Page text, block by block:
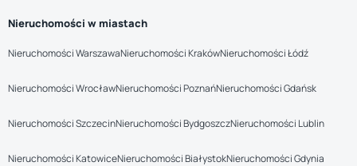
Nieruchomości w miastach
Nieruchomości WarszawaNieruchomości KrakówNieruchomości Łódź
Nieruchomości WrocławNieruchomości PoznańNieruchomości Gdańsk
Nieruchomości SzczecinNieruchomości BydgoszczNieruchomości Lublin
Nieruchomości KatowiceNieruchomości BiałystokNieruchomości Gdynia